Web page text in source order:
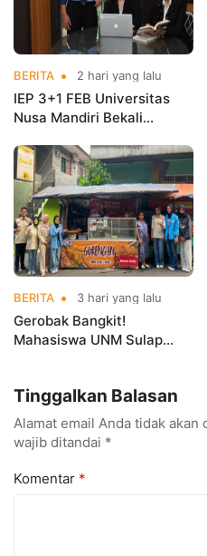
BERITA 2 hari yang lalu
IEP 3+1 FEB Universitas
Nusa Mandiri Bekali
Kerja Sebelum Lulus
BERITA 3 hari yang lalu
Gerobak Bangkit!
Mahasiswa UNM Sulap
Tinggalkan Balasan
Alamat email Anda tidak akan
wajib ditandai *
Komentar *